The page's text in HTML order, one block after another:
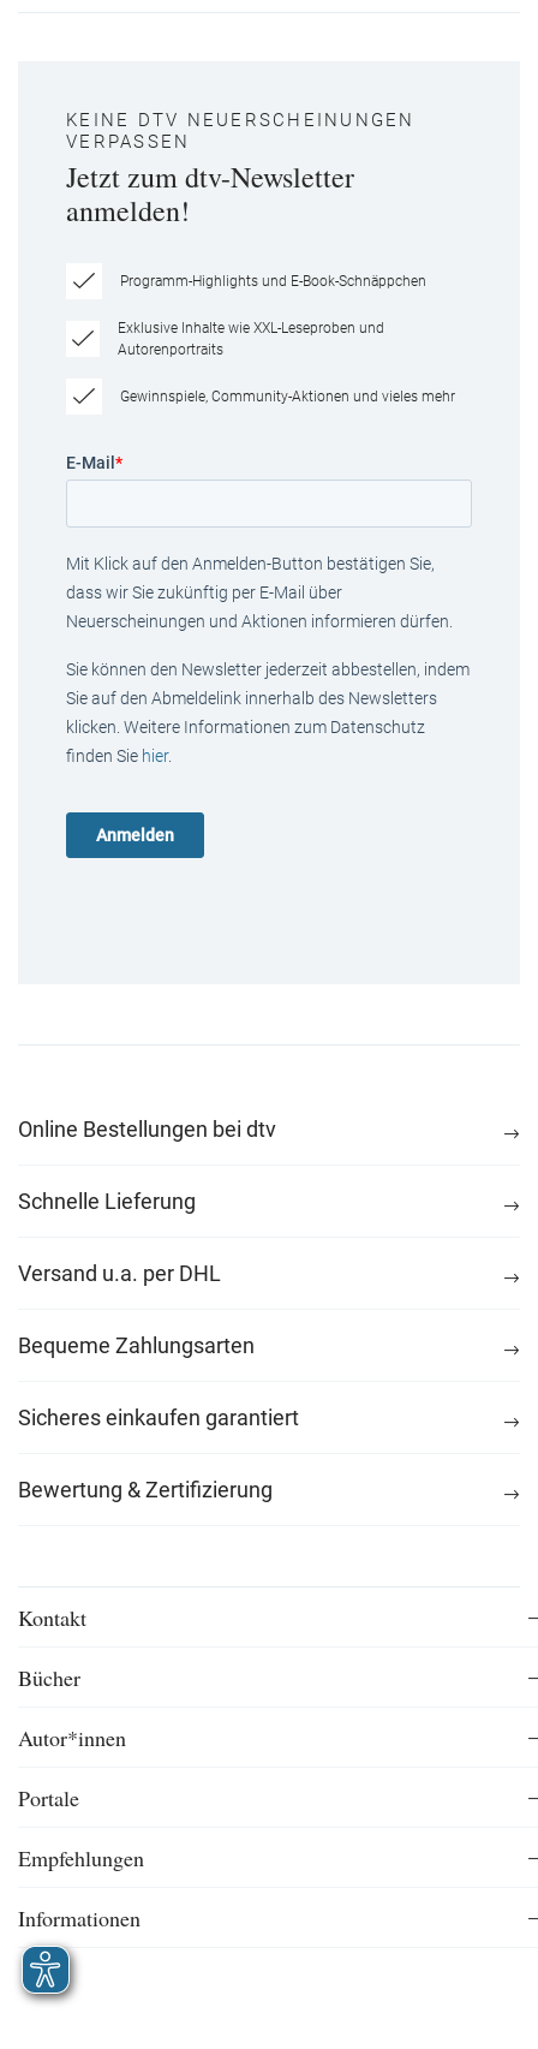
KEINE DTV NEUERSCHEINUNGEN
VERPASSEN
Jetzt zum dtv-Newsletter
anmelden!
Programm-Highlights und E-Book-Schnäppchen
Exklusive Inhalte wie XXL-Leseproben und
Autorenportraits
Gewinnspiele, Community-Aktionen und vieles mehr
E-Mail *
Mit Klick auf den Anmelden-Button bestätigen Sie,
dass wir Sie zukünftig per E-Mail über
Neuerscheinungen und Aktionen informieren dürfen.
Sie können den Newsletter jederzeit abbestellen, indem
Sie auf den Abmeldelink innerhalb des Newsletters
klicken. Weitere Informationen zum Datenschutz
finden Sie hier.
Online Bestellungen bei dtv
Schnelle Lieferung
Versand u.a. per DHL
Bequeme Zahlungsarten
Sicheres einkaufen garantiert
Bewertung & Zertifizierung
Kontakt
Bücher
Autor*innen
Portale
Empfehlungen
Informationen